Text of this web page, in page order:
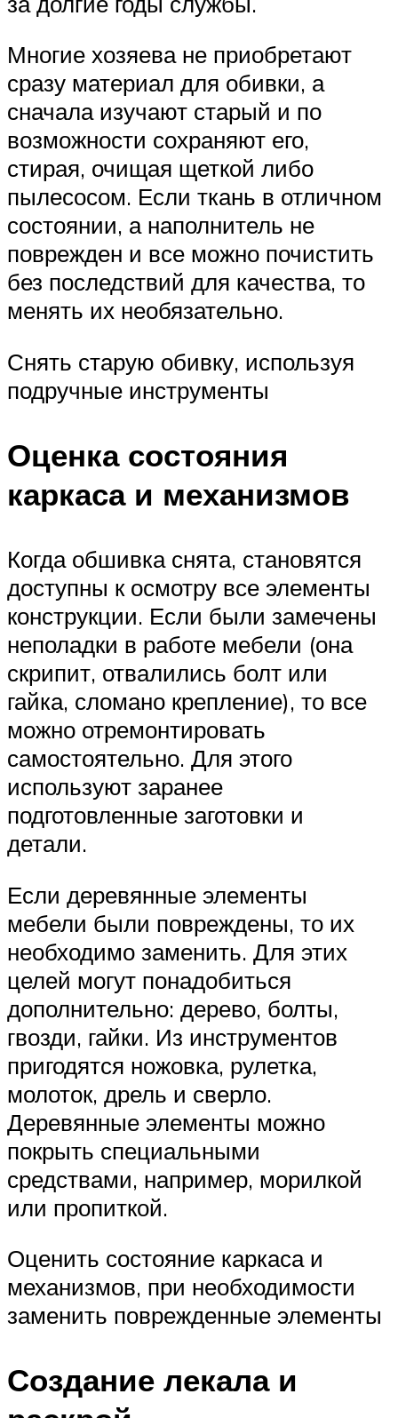
Многие хозяева не приобретают
сразу материал для обивки, а
сначала изучают старый и по
возможности сохраняют его,
стирая, очищая щеткой либо
пылесосом. Если ткань в отличном
состоянии, а наполнитель не
поврежден и все можно почистить
без последствий для качества, то
менять их необязательно.
Снять старую обивку, используя
подручные инструменты
Оценка состояния
каркаса и механизмов
Когда обшивка снята, становятся
доступны к осмотру все элементы
конструкции. Если были замечены
неполадки в работе мебели (она
скрипит, отвалились болт или
гайка, сломано крепление), то все
можно отремонтировать
самостоятельно. Для этого
используют заранее
подготовленные заготовки и
детали.
Если деревянные элементы
мебели были повреждены, то их
необходимо заменить. Для этих
целей могут понадобиться
дополнительно: дерево, болты,
гвозди, гайки. Из инструментов
пригодятся ножовка, рулетка,
молоток, дрель и сверло.
Деревянные элементы можно
покрыть специальными
средствами, например, морилкой
или пропиткой.
Оценить состояние каркаса и
механизмов, при необходимости
заменить поврежденные элементы
Создание лекала и